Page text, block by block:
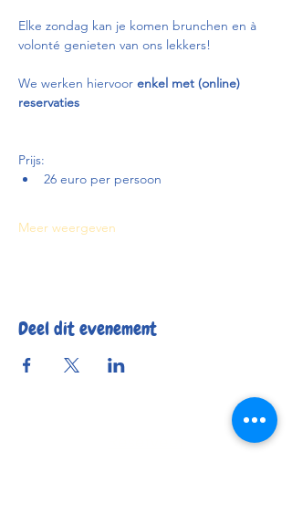
Elke zondag kan je komen brunchen en à
volonté genieten van ons lekkers!
We werken hiervoor enkel met (online)
reservaties
Prijs:
26 euro per persoon
Meer weergeven
Deel dit evenement